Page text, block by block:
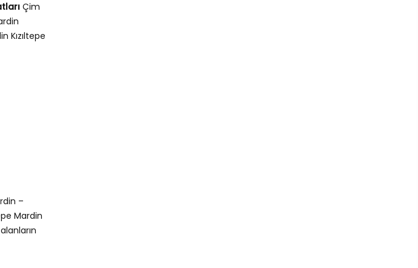
Çim
Kızıltepe
–
Mardin